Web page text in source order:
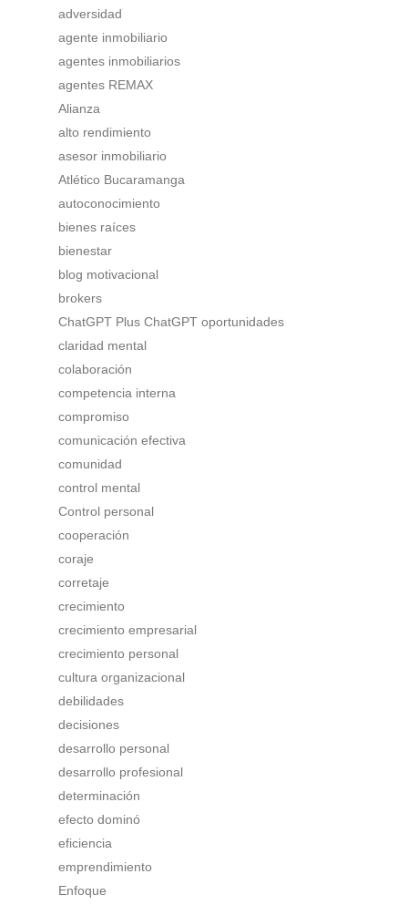
adversidad
agente inmobiliario
agentes inmobiliarios
agentes REMAX
Alianza
alto rendimiento
asesor inmobiliario
Atlético Bucaramanga
autoconocimiento
bienes raíces
bienestar
blog motivacional
brokers
ChatGPT Plus ChatGPT oportunidades
claridad mental
colaboración
competencia interna
compromiso
comunicación efectiva
comunidad
control mental
Control personal
cooperación
coraje
corretaje
crecimiento
crecimiento empresarial
crecimiento personal
cultura organizacional
debilidades
decisiones
desarrollo personal
desarrollo profesional
determinación
efecto dominó
eficiencia
emprendimiento
Enfoque